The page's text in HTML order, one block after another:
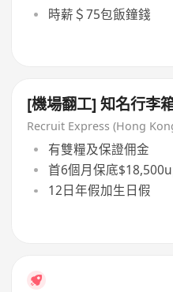
時薪＄75包飯鐘錢
[機場翻工] 知名行李
Recruit Express (Hong
有雙糧及保證佣金
首6個月保底
12日年假加生日假